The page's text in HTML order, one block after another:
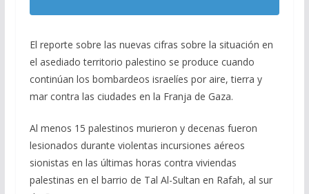
El reporte sobre las nuevas cifras sobre la situación en
el asediado territorio palestino se produce cuando
continúan los bombardeos israelíes por aire, tierra y
mar contra las ciudades en la Franja de Gaza.
Al menos 15 palestinos murieron y decenas fueron
lesionados durante violentas incursiones aéreos
sionistas en las últimas horas contra viviendas
palestinas en el barrio de Tal Al-Sultan en Rafah, al sur